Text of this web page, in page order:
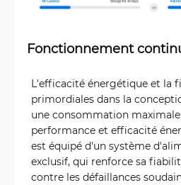
Fonctionnement
L'efficacité énergétique et la
primordiales dans la
une consommation
performance et efficacité
est équipé d'un système
exclusif, qui renforce sa
contre les défaillances